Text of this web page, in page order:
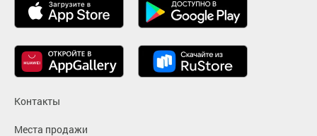
Контакты
Места продажи